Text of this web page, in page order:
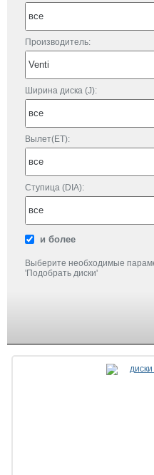
Производитель:
Ширина диска (J):
Вылет(ET):
Ступица (DIA):
и более
Выберите необходимые
'Подобрать диски'